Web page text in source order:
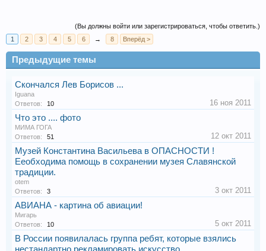
(Вы должны войти или зарегистрироваться, чтобы ответить.)
1
2 3 4 5 6 → 8 Вперёд >
Предыдущие темы
Скончался Лев Борисов ...
Iguana
Ответов:
10 16 ноя 2011
Что это .... фото
МИМА ГОГА
Ответов:
51 12 окт 2011
Музей Константина Васильева в ОПАСНОСТИ !
Ееобходима помощь в сохранении музея Славянской
традиции.
otem
Ответов:
3 3 окт 2011
АВИАНА - картина об авиации!
Мигарь
Ответов:
10 5 окт 2011
В России появилалась группа ребят, которые взялись
нестандартно рекламировать искусство